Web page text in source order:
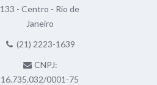
133 - Centro - Rio de
Janeiro
(21) 2223-1639
CNPJ:
16.735.032/0001-75